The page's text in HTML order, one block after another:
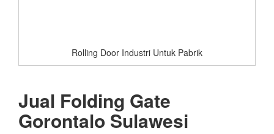
Rolling Door Industri Untuk Pabrik
Jual Folding Gate
Gorontalo Sulawesi